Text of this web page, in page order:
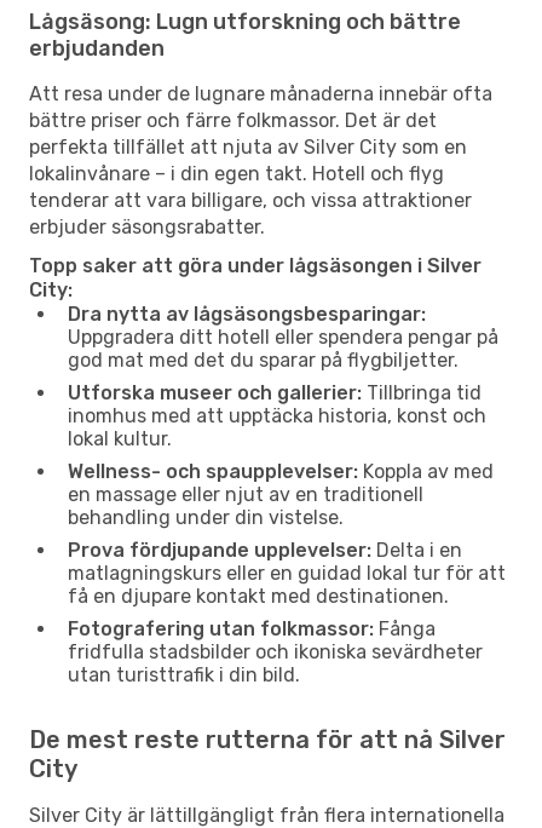
Lågsäsong: Lugn utforskning och bättre
erbjudanden
Att resa under de lugnare månaderna innebär ofta
bättre priser och färre folkmassor. Det är det
perfekta tillfället att njuta av Silver City som en
lokalinvånare – i din egen takt. Hotell och flyg
tenderar att vara billigare, och vissa attraktioner
erbjuder säsongsrabatter.
Topp saker att göra under lågsäsongen i Silver
City:
Dra nytta av lågsäsongsbesparingar:
Uppgradera ditt hotell eller spendera pengar på
god mat med det du sparar på flygbiljetter.
Utforska museer och gallerier: Tillbringa tid
inomhus med att upptäcka historia, konst och
lokal kultur.
Wellness- och spaupplevelser: Koppla av med
en massage eller njut av en traditionell
behandling under din vistelse.
Prova fördjupande upplevelser: Delta i en
matlagningskurs eller en guidad lokal tur för att
få en djupare kontakt med destinationen.
Fotografering utan folkmassor: Fånga
fridfulla stadsbilder och ikoniska sevärdheter
utan turisttrafik i din bild.
De mest reste rutterna för att nå Silver
City
Silver City är lättillgängligt från flera internationella